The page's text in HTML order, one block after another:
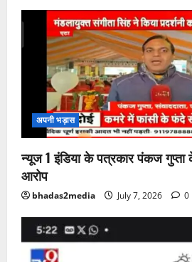
अपनी भड़ास
न्यूज 1 इंडिया के पत्रकार पंकज
आरोप
bhadas2media July 7, 2026 0